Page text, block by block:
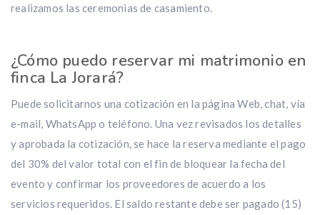
realizamos las ceremonias de casamiento.
¿Cómo puedo reservar mi matrimonio en
finca La Jorará?
Puede solicitarnos una cotización en la página Web, chat, vía
e-mail, WhatsApp o teléfono. Una vez revisados los detalles
y aprobada la cotización, se hace la reserva mediante el pago
del 30% del valor total con el fin de bloquear la fecha del
evento y confirmar los proveedores de acuerdo a los
servicios requeridos. El saldo restante debe ser pagado (15)